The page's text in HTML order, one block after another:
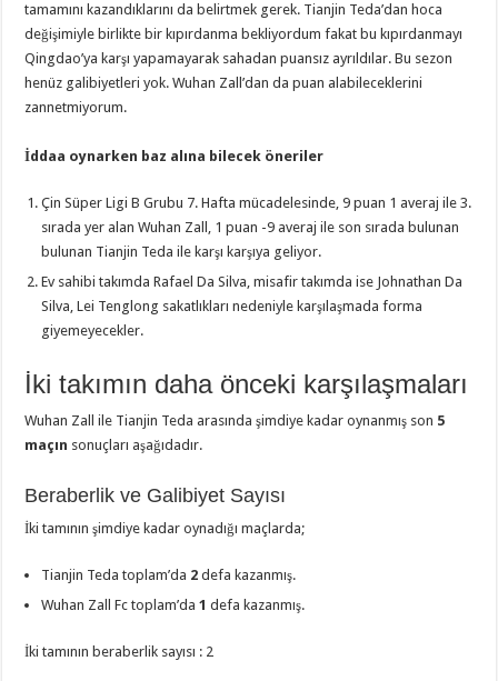
tamamını kazandıklarını da belirtmek gerek. Tianjin Teda’dan hoca
değişimiyle birlikte bir kıpırdanma bekliyordum fakat bu kıpırdanmayı
Qingdao’ya karşı yapamayarak sahadan puansız ayrıldılar. Bu sezon
henüz galibiyetleri yok. Wuhan Zall’dan da puan alabileceklerini
zannetmiyorum.
İddaa oynarken baz alına bilecek öneriler
Çin Süper Ligi B Grubu 7. Hafta mücadelesinde, 9 puan 1 averaj ile 3.
sırada yer alan Wuhan Zall, 1 puan -9 averaj ile son sırada bulunan
bulunan Tianjin Teda ile karşı karşıya geliyor.
Ev sahibi takımda Rafael Da Silva, misafir takımda ise Johnathan Da
Silva, Lei Tenglong sakatlıkları nedeniyle karşılaşmada forma
giyemeyecekler.
İki takımın daha önceki karşılaşmaları
Wuhan Zall ile Tianjin Teda arasında şimdiye kadar oynanmış son 5
maçın sonuçları aşağıdadır.
Beraberlik ve Galibiyet Sayısı
İki tamının şimdiye kadar oynadığı maçlarda;
Tianjin Teda toplam’da 2 defa kazanmış.
Wuhan Zall Fc toplam’da1 defa kazanmış.
İki tamının beraberlik sayısı : 2